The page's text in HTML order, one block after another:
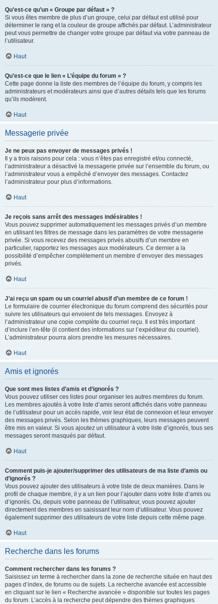
Qu’est-ce qu’un « Groupe par défaut » ?
Si vous êtes membre de plus d’un groupe, celui par défaut est utilisé pour
déterminer le rang et la couleur de groupe affichés par défaut. L’administrateur
peut vous permettre de changer votre groupe par défaut via votre panneau de
l’utilisateur.
Haut
Qu’est-ce que le lien « L’équipe du forum » ?
Cette page donne la liste des membres de l’équipe du forum, y compris les
administrateurs et modérateurs ainsi que d’autres détails tels que les forums
qu’ils modèrent.
Haut
Messagerie privée
Je ne peux pas envoyer de messages privés !
Il y a trois raisons pour cela : vous n’êtes pas enregistré et/ou connecté,
l’administrateur a désactivé la messagerie privée sur l’ensemble du forum, ou
l’administrateur vous a empêché d’envoyer des messages. Contactez
l’administrateur pour plus d’informations.
Haut
Je reçois sans arrêt des messages indésirables !
Vous pouvez supprimer automatiquement les messages privés d’un membre
en utilisant les filtres de message dans les paramètres de votre messagerie
privée. Si vous recevez des messages privés abusifs d’un membre en
particulier, rapportez les messages aux modérateurs. Ce dernier a la
possibilité d’empêcher complètement un membre d’envoyer des messages
privés.
Haut
J’ai reçu un spam ou un courriel abusif d’un membre de ce forum !
Le formulaire de courrier électronique du forum comprend des sécurités pour
suivre les utilisateurs qui envoient de tels messages. Envoyez à
l’administrateur une copie complète du courriel reçu. Il est très important
d’inclure l’en-tête (il contient des informations sur l’expéditeur du courriel).
L’administrateur pourra alors prendre les mesures nécessaires.
Haut
Amis et ignorés
Que sont mes listes d’amis et d’ignorés ?
Vous pouvez utiliser ces listes pour organiser les autres membres du forum.
Les membres ajoutés à votre liste d’amis seront affichés dans votre panneau
de l’utilisateur pour un accès rapide, voir leur état de connexion et leur envoyer
des messages privés. Selon les thèmes graphiques, leurs messages peuvent
être mis en valeur. Si vous ajoutez un utilisateur à votre liste d’ignorés, tous ses
messages seront masqués par défaut.
Haut
Comment puis-je ajouter/supprimer des utilisateurs de ma liste d’amis ou
d’ignorés ?
Vous pouvez ajouter des utilisateurs à votre liste de deux manières. Dans le
profil de chaque membre, il y a un lien pour l’ajouter dans votre liste d’amis ou
d’ignorés. Ou, depuis votre panneau de l’utilisateur, vous pouvez ajouter
directement des membres en saisissant leur nom d’utilisateur. Vous pouvez
également supprimer des utilisateurs de votre liste depuis cette même page.
Haut
Recherche dans les forums
Comment rechercher dans les forums ?
Saisissez un terme à rechercher dans la zone de recherche située en haut des
pages d’index, de forums ou de sujets. La recherche avancée est accessible
en cliquant sur le lien « Recherche avancée » disponible sur toutes les pages
du forum. L’accès à la recherche peut dépendre des thèmes graphiques